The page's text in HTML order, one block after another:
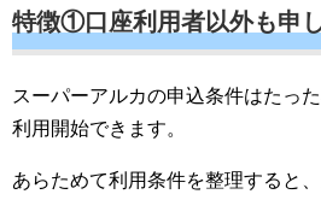
特徴①口座利用者以外も申
スーパーアルカの申込条件はたっ
利用開始できます。
あらためて利用条件を整理すると